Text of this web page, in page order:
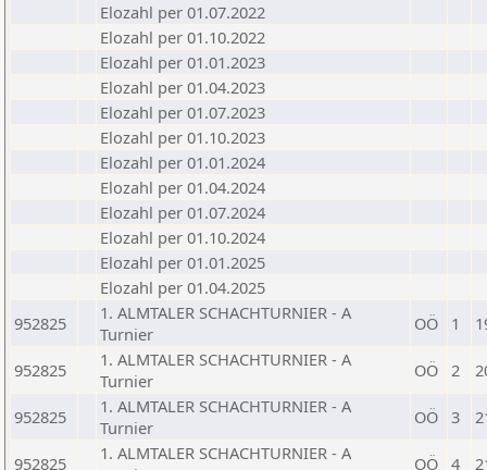
Elozahl per 01.07.2022
Elozahl per 01.10.2022
Elozahl per 01.01.2023
Elozahl per 01.04.2023
Elozahl per 01.07.2023
Elozahl per 01.10.2023
Elozahl per 01.01.2024
Elozahl per 01.04.2024
Elozahl per 01.07.2024
Elozahl per 01.10.2024
Elozahl per 01.01.2025
Elozahl per 01.04.2025
952825
1. ALMTALER SCHACHTURNIER - A
Turnier
OÖ 1
952825
1. ALMTALER SCHACHTURNIER - A
Turnier
OÖ 2
952825
1. ALMTALER SCHACHTURNIER - A
Turnier
OÖ 3
952825
1. ALMTALER SCHACHTURNIER - A
OÖ 4